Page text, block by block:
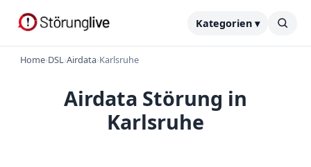
Kategorien ▾
Home›DSL›Airdata›Karlsruhe
Airdata Störung in
Karlsruhe